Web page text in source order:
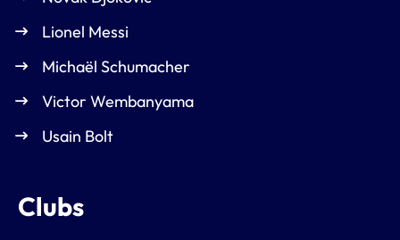
Lionel Messi
Michaël Schumacher
Victor Wembanyama
Usain Bolt
Clubs